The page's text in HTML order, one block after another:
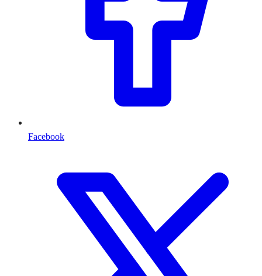
Facebook